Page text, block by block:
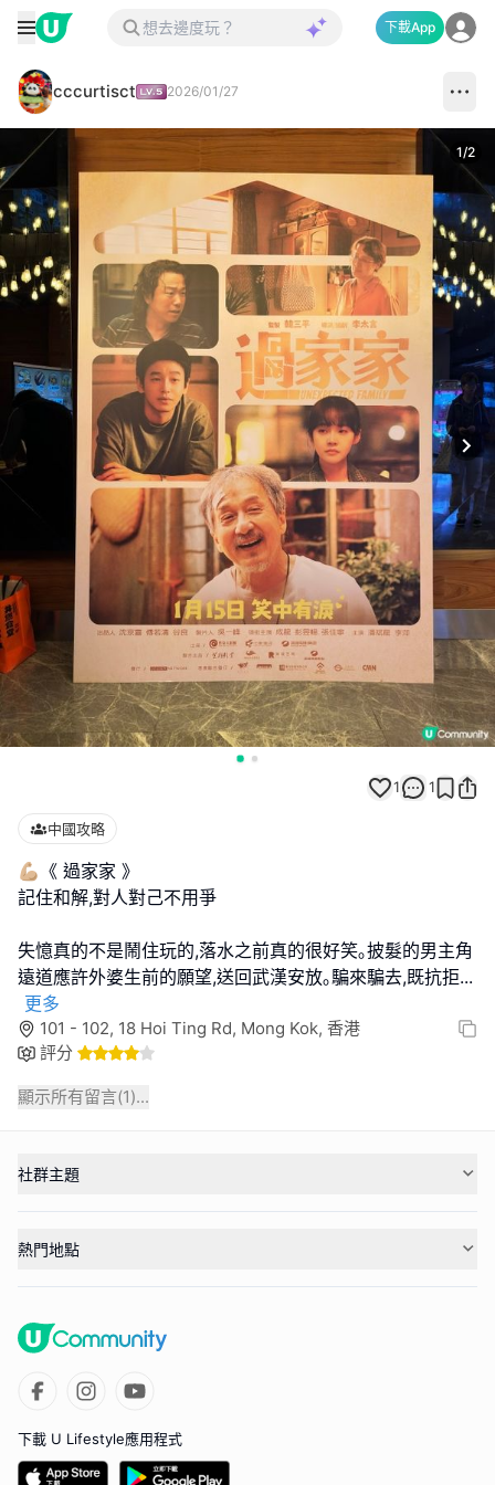
下載App
cccurtisct 2026/01/27
1/2
1 1
中國攻略
💪🏼《 過家家 》
記住和解,對人對己不用爭
失憶真的不是鬧住玩的,落水之前真的很好笑｡披髮的男主角
遠道應許外婆生前的願望,送回武漢安放｡騙來騙去,既抗拒...
更多
101 - 102, 18 Hoi Ting Rd, Mong Kok, 香港
評分
顯示所有留言(1)...
社群主題
熱門地點
下載 U Lifestyle應用程式